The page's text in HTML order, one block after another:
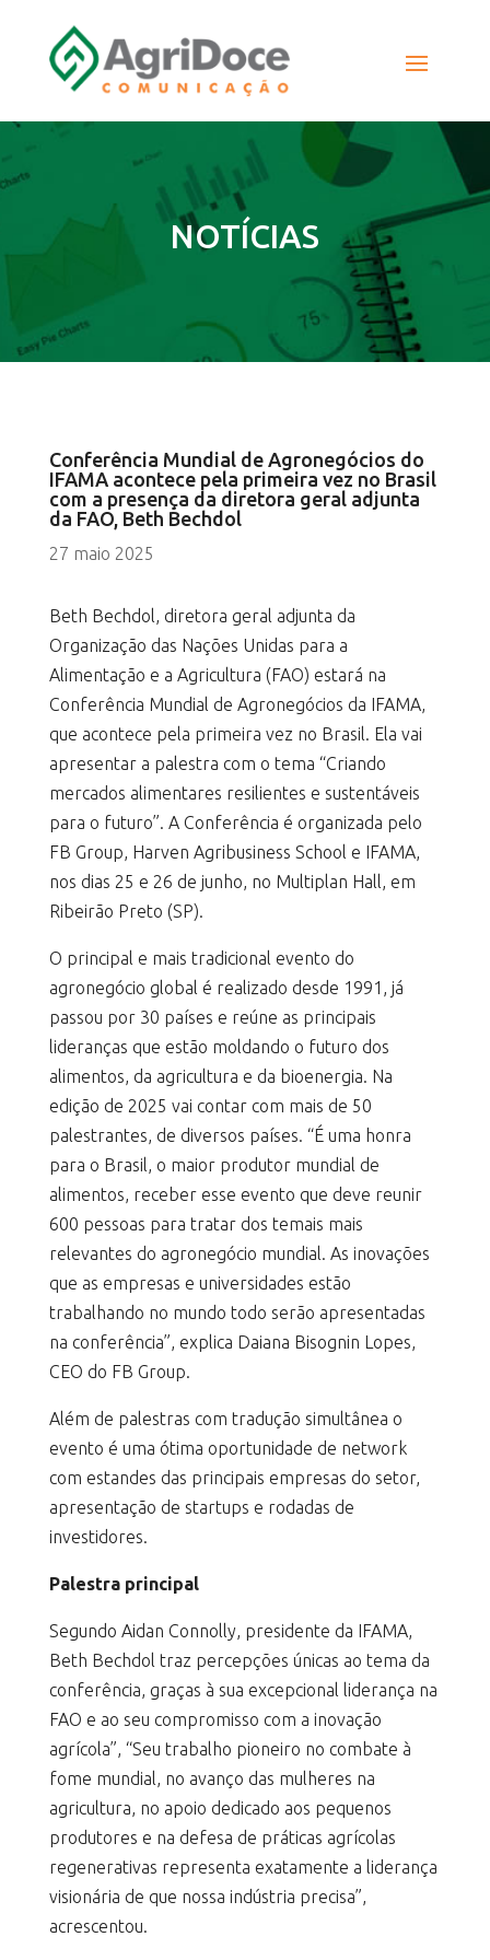
NOTÍCIAS
Conferência Mundial de Agronegócios do
IFAMA acontece pela primeira vez no Brasil
com a presença da diretora geral adjunta
da FAO, Beth Bechdol
27 maio 2025
Beth Bechdol, diretora geral adjunta da
Organização das Nações Unidas para a
Alimentação e a Agricultura (FAO) estará na
Conferência Mundial de Agronegócios da IFAMA,
que acontece pela primeira vez no Brasil. Ela vai
apresentar a palestra com o tema “Criando
mercados alimentares resilientes e sustentáveis
para o futuro”. A Conferência é organizada pelo
FB Group, Harven Agribusiness School e IFAMA,
nos dias 25 e 26 de junho, no Multiplan Hall, em
Ribeirão Preto (SP).
O principal e mais tradicional evento do
agronegócio global é realizado desde 1991, já
passou por 30 países e reúne as principais
lideranças que estão moldando o futuro dos
alimentos, da agricultura e da bioenergia. Na
edição de 2025 vai contar com mais de 50
palestrantes, de diversos países. “É uma honra
para o Brasil, o maior produtor mundial de
alimentos, receber esse evento que deve reunir
600 pessoas para tratar dos temais mais
relevantes do agronegócio mundial. As inovações
que as empresas e universidades estão
trabalhando no mundo todo serão apresentadas
na conferência”, explica Daiana Bisognin Lopes,
CEO do FB Group.
Além de palestras com tradução simultânea o
evento é uma ótima oportunidade de network
com estandes das principais empresas do setor,
apresentação de startups e rodadas de
investidores.
Palestra principal
Segundo Aidan Connolly, presidente da IFAMA,
Beth Bechdol traz percepções únicas ao tema da
conferência, graças à sua excepcional liderança na
FAO e ao seu compromisso com a inovação
agrícola”, “Seu trabalho pioneiro no combate à
fome mundial, no avanço das mulheres na
agricultura, no apoio dedicado aos pequenos
produtores e na defesa de práticas agrícolas
regenerativas representa exatamente a liderança
visionária de que nossa indústria precisa”,
acrescentou.